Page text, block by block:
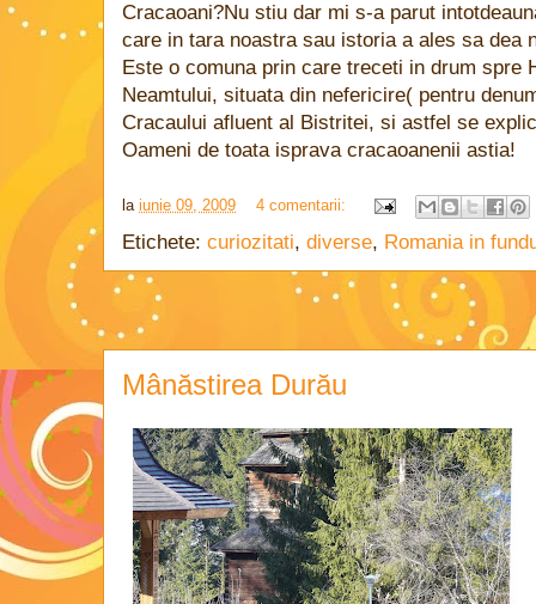
Cracaoani?Nu stiu dar mi s-a parut
care in tara noastra sau istoria a ales sa dea
Este o comuna prin care treceti in drum spre
Neamtului, situata din nefericire( pentru
Cracaului afluent al Bistritei, si astfel se
Oameni de toata isprava cracaoanenii astia!
la iunie 09, 2009 4 comentarii:
Etichete: curiozitati, diverse, Romania in
Mânăstirea Durău